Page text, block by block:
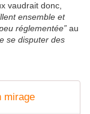
vaudrait donc,
ensemble et
réglementée” au
se disputer des
mirage